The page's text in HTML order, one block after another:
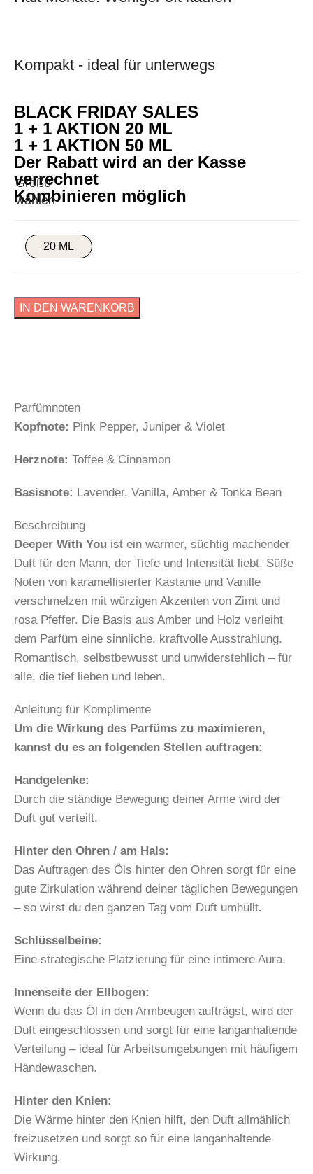
Kompakt - ideal für unterwegs
BLACK FRIDAY SALES
1 + 1 AKTION 20 ML
1 + 1 AKTION 50 ML
Der Rabatt wird an der Kasse
verrechnet
Kombinieren möglich
20 ML
IN DEN WARENKORB
Parfümnoten
Kopfnote: Pink Pepper, Juniper & Violet
Herznote: Toffee & Cinnamon
Basisnote: Lavender, Vanilla, Amber & Tonka Bean
Beschreibung
Deeper With You ist ein warmer, süchtig machender
Duft für den Mann, der Tiefe und Intensität liebt. Süße
Noten von karamellisierter Kastanie und Vanille
verschmelzen mit würzigen Akzenten von Zimt und
rosa Pfeffer. Die Basis aus Amber und Holz verleiht
dem Parfüm eine sinnliche, kraftvolle Ausstrahlung.
Romantisch, selbstbewusst und unwiderstehlich – für
alle, die tief lieben und leben.
Anleitung für Komplimente
Um die Wirkung des Parfüms zu maximieren,
kannst du es an folgenden Stellen auftragen:
Handgelenke:
Durch die ständige Bewegung deiner Arme wird der
Duft gut verteilt.
Hinter den Ohren / am Hals:
Das Auftragen des Öls hinter den Ohren sorgt für eine
gute Zirkulation während deiner täglichen Bewegungen
– so wirst du den ganzen Tag vom Duft umhüllt.
Schlüsselbeine:
Eine strategische Platzierung für eine intimere Aura.
Innenseite der Ellbogen:
Wenn du das Öl in den Armbeugen aufträgst, wird der
Duft eingeschlossen und sorgt für eine langanhaltende
Verteilung – ideal für Arbeitsumgebungen mit häufigem
Händewaschen.
Hinter den Knien:
Die Wärme hinter den Knien hilft, den Duft allmählich
freizusetzen und sorgt so für eine langanhaltende
Wirkung.